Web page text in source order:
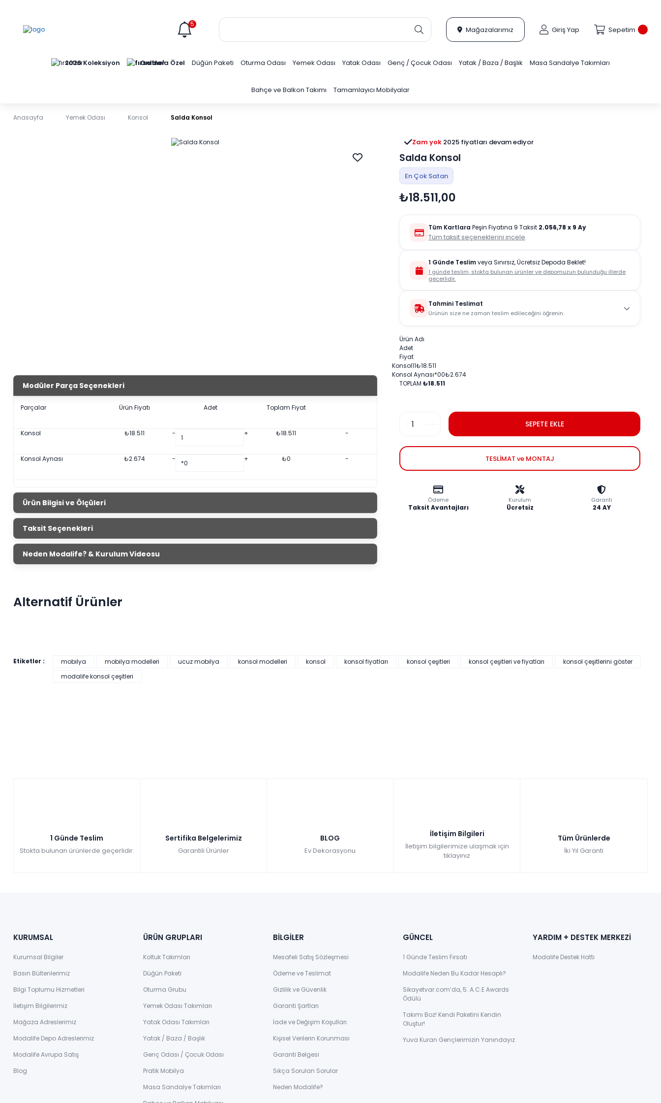
5
Mağazalarımız Giriş Yap Sepetim
2026 Koleksiyon Online'a Özel Düğün Paketi Oturma Odası Yemek Odası Yatak Odası Genç / Çocuk Odası Yatak / Baza / Başlık Masa Sandalye Takımları
Bahçe ve Balkon Takımı Tamamlayıcı Mobilyalar
Anasayfa Yemek Odası Konsol Salda Konsol
Modüler Parça Seçenekleri
Parçalar Ürün Fiyatı Adet Toplam Fiyat
Konsol ₺18.511 - + ₺18.511 -
Konsol Aynası ₺2.674 - + ₺0 -
Ürün Bilgisi ve Ölçüleri
Salda Konsol
Ürün Ölçüleri Genişlik Yükseklik Derinlik
Konsol 201 cm 85 cm 50 cm
Taksit Seçenekleri
Neden Modalife? & Kurulum Videosu
Zam yok 2025 fiyatları devam ediyor
Salda Konsol
En Çok Satan
₺18.511,00
Tüm Kartlara Peşin Fiyatına 9 Taksit 2.056,78 x 9 Ay
Tüm taksit seçeneklerini incele
1 Günde Teslimveya Sınırsız, Ücretsiz Depoda Beklet!
1 günde teslim, stokta bulunan ürünler ve depomuzun bulunduğu illerde
geçerlidir.
Tahmini Teslimat
Ürünün size ne zaman teslim edileceğini öğrenin.
Ürün Adı
Adet
Fiyat
Konsol11₺18.511
Konsol Aynası*00₺2.674
TOPLAM ₺18.511
SEPETE EKLE
TESLİMAT ve MONTAJ
Ödeme
Taksit Avantajları
Kurulum
Ücretsiz
Garanti
24 AY
Alternatif Ürünler
Veyron Konsol
Renkler yükleniyor…
Etiketler : mobilya mobilya modelleri ucuz mobilya konsol modelleri konsol konsol fiyatları konsol çeşitleri konsol çeşitleri ve fiyatları
konsol çeşitlerini göster
modalife konsol çeşitleri
1 Günde Teslim
Stokta bulunan ürünlerde geçerlidir.
Sertifika Belgelerimiz
Garantili Ürünler
BLOG
Ev Dekorasyonu
İletişim Bilgileri
İletişim bilgilerimize ulaşmak için
tıklayınız
Tüm Ürünlerde
İki Yıl Garanti
KURUMSAL
Kurumsal Bilgiler
Basın Bültenlerimiz
Bilgi Toplumu Hizmetleri
İletişim Bilgilerimiz
Mağaza Adreslerimiz
Modalife Depo Adreslerimiz
Modalife Avrupa Satış
Blog
ÜRÜN GRUPLARI
Koltuk Takımları
Düğün Paketi
Oturma Grubu
Yemek Odası Takımları
Yatak Odası Takımları
Yatak / Baza / Başlık
Genç Odası / Çocuk Odası
Pratik Mobilya
Masa Sandalye Takımları
BİLGİLER
Mesafeli Satış Sözleşmesi
Ödeme ve Teslimat
Gizlilik ve Güvenlik
Garanti Şartları
İade ve Değişim Koşulları
Kişisel Verilerin Korunması
Garanti Belgesi
Sıkça Sorulan Sorular
Neden Modalife?
GÜNCEL
1 Günde Teslim Fırsatı
Modalife Neden Bu Kadar Hesaplı?
Sikayetvar.com’da, 5. A.C.E Awards
Ödülü
Takımı Boz! Kendi Paketini Kendin
Oluştur!
Yuva Kuran Gençlerimizin Yanındayız
YARDIM + DESTEK MERKEZİ
Modalife Destek Hattı